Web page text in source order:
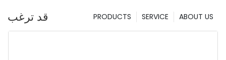
قد ترغب ABOUT US
SERVICE
PRODUCTS